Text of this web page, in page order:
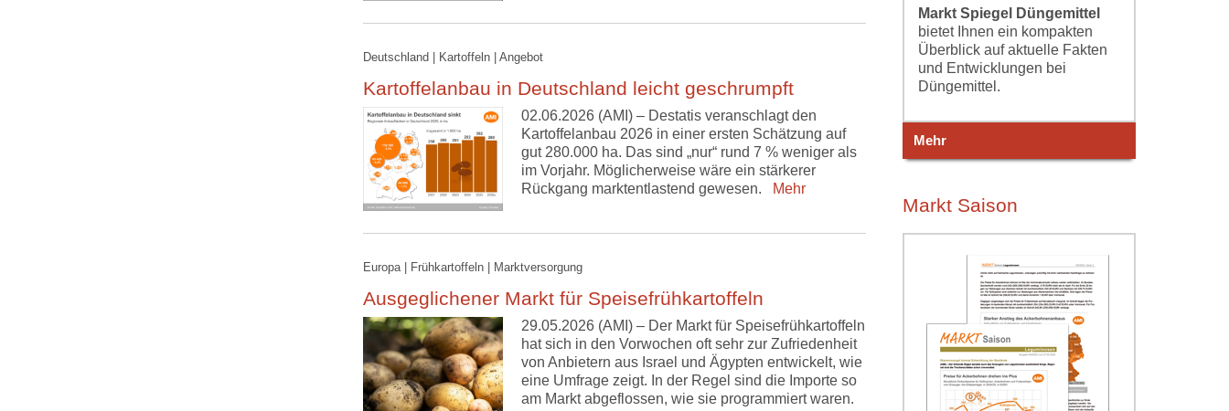
Deutschland | Kartoffeln | Angebot
Kartoffelanbau in Deutschland leicht geschrumpft
02.06.2026 (AMI) – Destatis veranschlagt den
Kartoffelanbau 2026 in einer ersten Schätzung auf
gut 280.000 ha. Das sind „nur“ rund 7 % weniger als
im Vorjahr. Möglicherweise wäre ein stärkerer
Rückgang marktentlastend gewesen.
Mehr
Europa | Frühkartoffeln | Marktversorgung
Ausgeglichener Markt für Speisefrühkartoffeln
29.05.2026 (AMI) – Der Markt für Speisefrühkartoffeln
hat sich in den Vorwochen oft sehr zur Zufriedenheit
von Anbietern aus Israel und Ägypten entwickelt, wie
eine Umfrage zeigt. In der Regel sind die Importe so
am Markt abgeflossen, wie sie programmiert waren.
Markt Spiegel Düngemittel
bietet Ihnen ein kompakten
Überblick auf aktuelle Fakten
und Entwicklungen bei
Düngemittel.
Mehr
Markt Saison